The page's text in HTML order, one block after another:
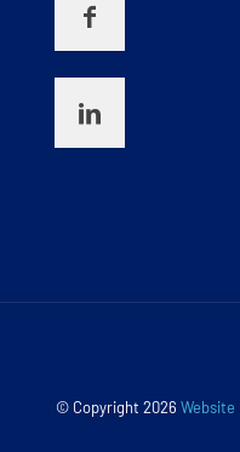
© Copyright 2026 Website